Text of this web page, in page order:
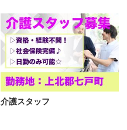
介護スタッフ